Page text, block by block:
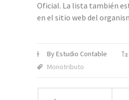
Oficial. La lista también
en el sitio web del
By Estudio Contable
Monotributo